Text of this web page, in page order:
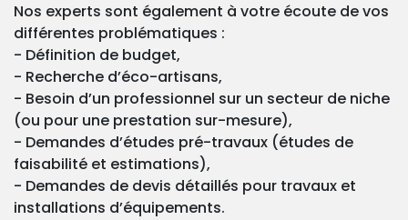
Nos experts sont également à votre écoute de vos
différentes problématiques :
- Définition de budget,
- Recherche d’éco-artisans,
- Besoin d’un professionnel sur un secteur de niche
(ou pour une prestation sur-mesure),
- Demandes d’études pré-travaux (études de
faisabilité et estimations),
- Demandes de devis détaillés pour travaux et
installations d’équipements.